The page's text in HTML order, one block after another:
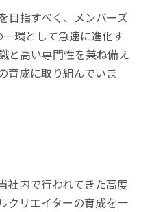
目指すべく、メンバーズ
環として急速に進化す
と高い専門性を兼ね備え
育成に取り組んでいま
社内で行われてきた高度
クリエイターの育成を一